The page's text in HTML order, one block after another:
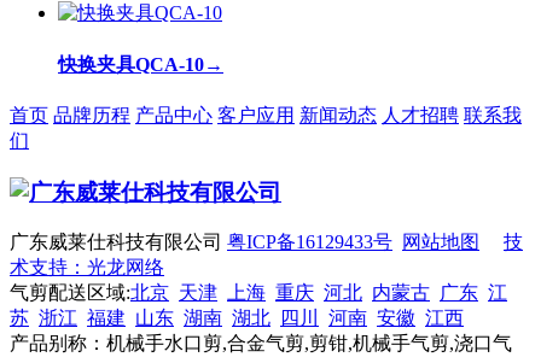
快换夹具QCA-10→
首页 品牌历程 产品中心 客户应用 新闻动态 人才招聘 联系我
们
广东威莱仕科技有限公司 粤ICP备16129433号 网站地图
技
术支持：光龙网络
气剪配送区域:北京 天津 上海 重庆 河北 内蒙古 广东 江
苏 浙江 福建 山东 湖南 湖北 四川 河南 安徽 江西
产品别称：机械手水口剪,合金气剪,剪钳,机械手气剪,浇口气